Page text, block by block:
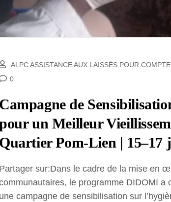
ALPC ASSISTANCE AUX LAISSÉS POUR COMPTE
0
Campagne de
un Meilleur
Quartier Pom-Lien | 15–17
Partager sur:Dans le cadre de la mise en
le programme DIDOMI a
une campagne de sensibilisation sur